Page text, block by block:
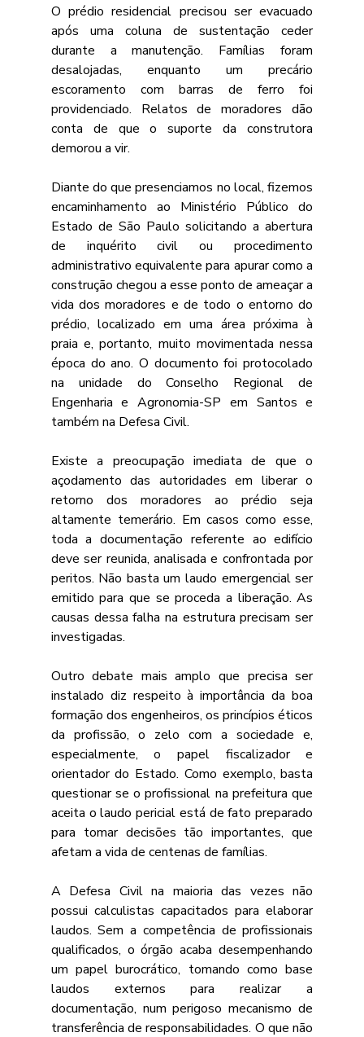
O prédio residencial precisou ser evacuado
após uma coluna de sustentação ceder
durante a manutenção. Famílias foram
desalojadas, enquanto um precário
escoramento com barras de ferro foi
providenciado. Relatos de moradores dão
conta de que o suporte da construtora
demorou a vir.
Diante do que presenciamos no local, fizemos
encaminhamento ao Ministério Público do
Estado de São Paulo solicitando a abertura
de inquérito civil ou procedimento
administrativo equivalente para apurar como a
construção chegou a esse ponto de ameaçar a
vida dos moradores e de todo o entorno do
prédio, localizado em uma área próxima à
praia e, portanto, muito movimentada nessa
época do ano. O documento foi protocolado
na unidade do Conselho Regional de
Engenharia e Agronomia-SP em Santos e
também na Defesa Civil.
Existe a preocupação imediata de que o
açodamento das autoridades em liberar o
retorno dos moradores ao prédio seja
altamente temerário. Em casos como esse,
toda a documentação referente ao edifício
deve ser reunida, analisada e confrontada por
peritos. Não basta um laudo emergencial ser
emitido para que se proceda a liberação. As
causas dessa falha na estrutura precisam ser
investigadas.
Outro debate mais amplo que precisa ser
instalado diz respeito à importância da boa
formação dos engenheiros, os princípios éticos
da profissão, o zelo com a sociedade e,
especialmente, o papel fiscalizador e
orientador do Estado. Como exemplo, basta
questionar se o profissional na prefeitura que
aceita o laudo pericial está de fato preparado
para tomar decisões tão importantes, que
afetam a vida de centenas de famílias.
A Defesa Civil na maioria das vezes não
possui calculistas capacitados para elaborar
laudos. Sem a competência de profissionais
qualificados, o órgão acaba desempenhando
um papel burocrático, tomando como base
laudos externos para realizar a
documentação, num perigoso mecanismo de
transferência de responsabilidades. O que não